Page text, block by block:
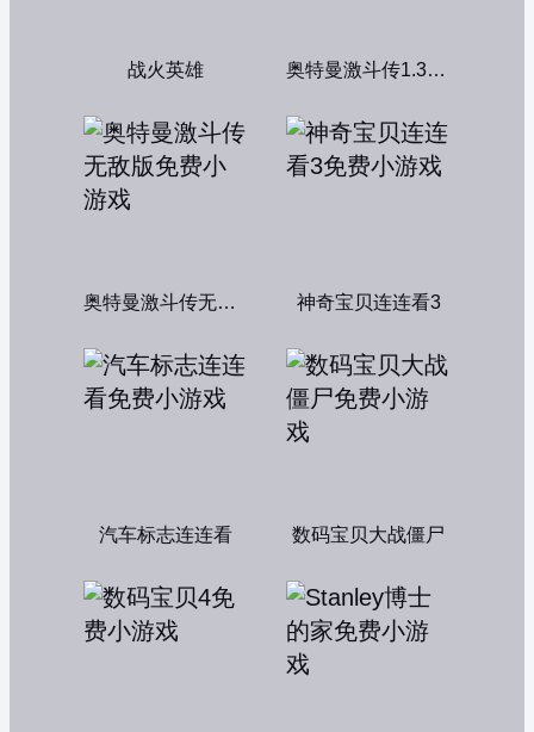
战火英雄 奥特曼激斗传1.3双人版
奥特曼激斗传无敌版 神奇宝贝连连看3
汽车标志连连看 数码宝贝大战僵尸